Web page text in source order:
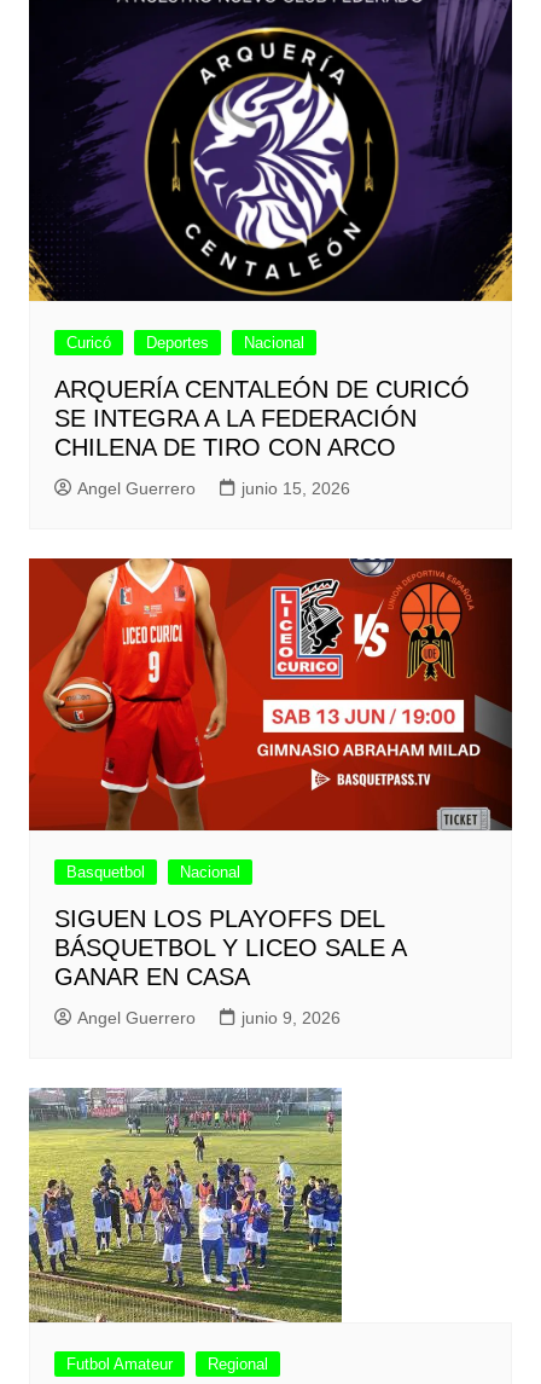
Curicó Deportes Nacional
ARQUERÍA CENTALEÓN DE CURICÓ
SE INTEGRA A LA FEDERACIÓN
CHILENA DE TIRO CON ARCO
Angel Guerrero junio 15, 2026
Basquetbol Nacional
SIGUEN LOS PLAYOFFS DEL
BÁSQUETBOL Y LICEO SALE A
GANAR EN CASA
Angel Guerrero junio 9, 2026
Futbol Amateur Regional